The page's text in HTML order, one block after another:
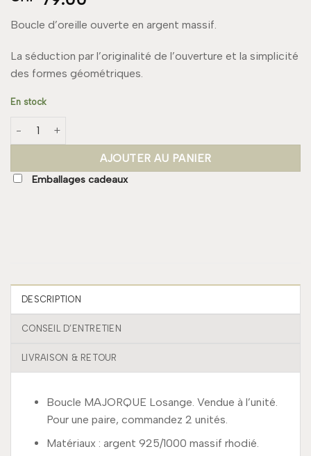
Boucle d’oreille ouverte en argent massif.
La séduction par l’originalité de l’ouverture et la simplicité
des formes géométriques.
En stock
quantité de Boucle MAJORQUE Losange
AJOUTER AU PANIER
Emballages cadeaux
DESCRIPTION
CONSEIL D’ENTRETIEN
LIVRAISON & RETOUR
Boucle MAJORQUE Losange. Vendue à l’unité.
Pour une paire, commandez 2 unités.
Matériaux : argent 925/1000 massif rhodié.